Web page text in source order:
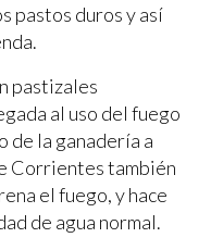
pastos duros y así
pastizales
al uso del fuego
de la ganadería a
Corrientes también
el fuego, y hace
de agua normal.